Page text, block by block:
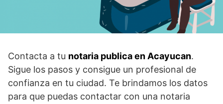
Contacta a tu notaria publica en Acayucan.
Sigue los pasos y consigue un profesional de
confianza en tu ciudad. Te brindamos los datos
para que puedas contactar con una notaria